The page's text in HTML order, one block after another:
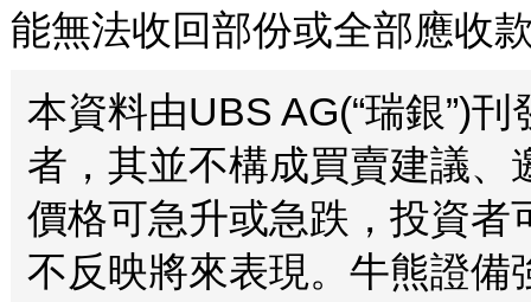
能無法收回部份或全部應收
本資料由UBS AG(“瑞銀”)
者，其並不構成買賣建議
價格可急升或急跌，投資者
不反映將來表現。牛熊證備